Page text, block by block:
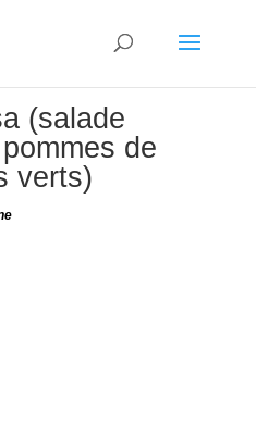
(salade
de
verts)